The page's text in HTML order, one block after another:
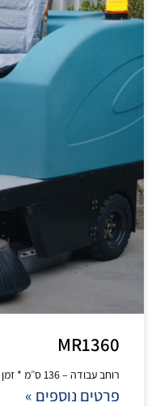
MR1360
רוחב עבודה – 136 ס״מ * זמן עבודה – 2-4 שעות * מיכל – 120
פרטים נוספים »